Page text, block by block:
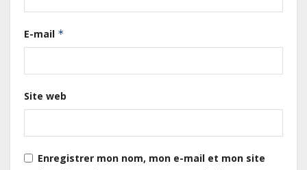
E-mail *
Site web
Enregistrer mon nom, mon e-mail et mon site